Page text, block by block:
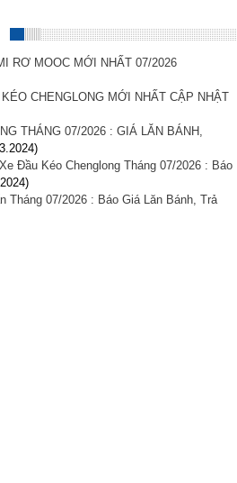
RƠ MOOC MỚI NHẤT 07/2026
CHENGLONG MỚI NHẤT CẬP NHẬT
THÁNG 07/2026 : GIÁ LĂN BÁNH,
Đầu Kéo Chenglong Tháng 07/2026 : Báo
Tháng 07/2026 : Báo Giá Lăn Bánh, Trả